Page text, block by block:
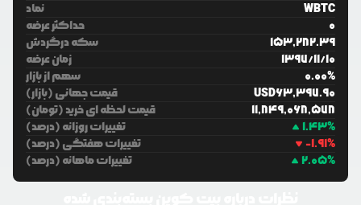
نماد
WBTC
حداکثر عرضه
0
سکه درگردش
153,282.39
زمان عرضه
1397/11/10
سهم از بازار
0.00%
قیمت جهانی (بازار)
USD63,397.90
قیمت لحظه ای خرید (تومان)
11,849,068,578
تغییرات روزانه (درصد)
1.43%
تغییرات هفتگی (درصد)
-1.91%
تغییرات ماهانه (درصد)
2.05%